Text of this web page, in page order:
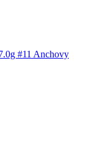
#11 Anchovy